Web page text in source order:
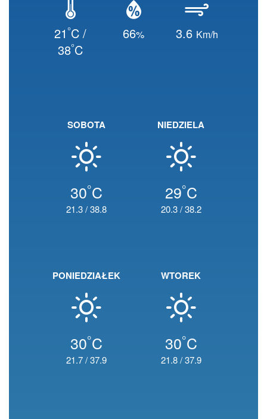
21°C /
38°C
66% 3.6 Km/h
SOBOTA
30°C
21.3/38.8
NIEDZIELA
29°C
20.3/38.2
PONIEDZIAŁEK
30°C
21.7/37.9
WTOREK
30°C
21.8/37.9